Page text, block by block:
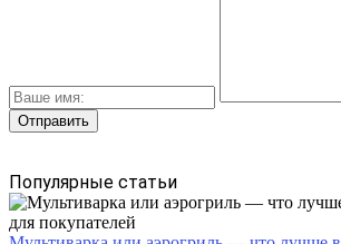
Популярные статьи